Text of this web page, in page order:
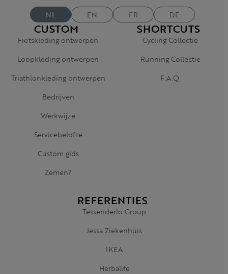
CUSTOM
Fietskleding ontwerpen
Loopkleding ontwerpen
Triathlonkleding ontwerpen
Bedrijven
Werkwijze
Servicebelofte
Custom gids
Zemen?
SHORTCUTS
Cycling Collectie
Running Collectie
F.A.Q.
REFERENTIES
Tessenderlo Group
Jessa Ziekenhuis
IKEA
Herbalife
NL EN FR DE